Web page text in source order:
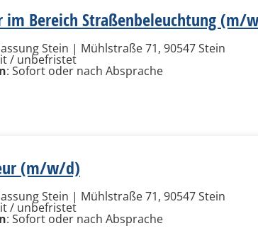
im Bereich Straßenbeleuchtung (m/
Stein | Mühlstraße 71, 90547 Stein
/ unbefristet
: Sofort oder nach Absprache
(m/w/d)
Stein | Mühlstraße 71, 90547 Stein
/ unbefristet
: Sofort oder nach Absprache